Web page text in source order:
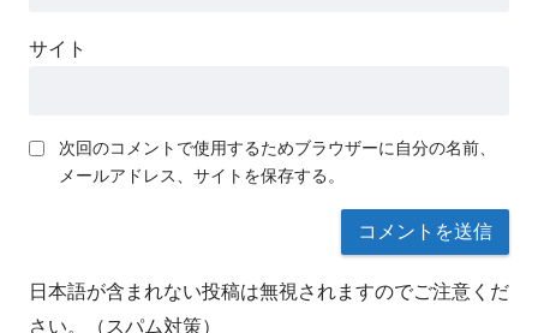
サイト
次回のコメントで使用するためブラウザーに自分の名前、
メールアドレス、サイトを保存する。
日本語が含まれない投稿は無視されますのでご注意くだ
さい。（スパム対策）